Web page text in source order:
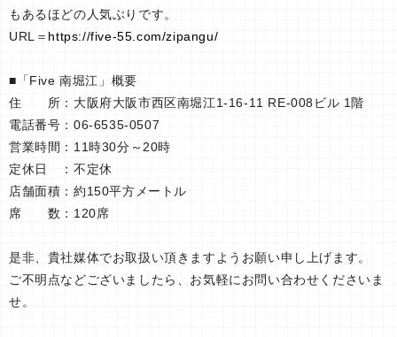
もあるほどの人気ぶりです。
URL＝ https://five-55.com/zipangu/
■「Five 南堀江」概要
住 所：大阪府大阪市西区南堀江1-16-11 RE-008ビル 1階
電話番号：06-6535-0507
営業時間：11時30分～20時
定休日 ：不定休
店舗面積：約150平方メートル
席 数：120席
是非、貴社媒体でお取扱い頂きますようお願い申し上げます。
ご不明点などございましたら、お気軽にお問い合わせくださいま
せ。